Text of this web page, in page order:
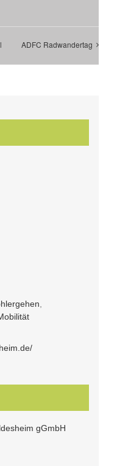
ADFC Radwandertag
,
gGmbH